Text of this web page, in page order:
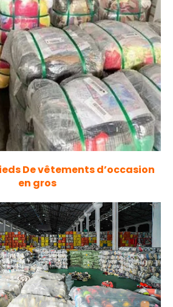
De vêtements d’occasion
en gros